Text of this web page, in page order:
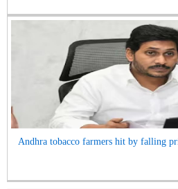
Andhra tobacco farmers hit by falling